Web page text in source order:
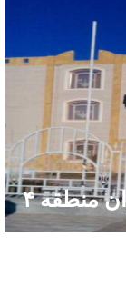
منطقه ۴